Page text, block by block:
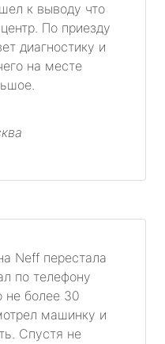
к выводу что
По приезду
диагностику и
на месте
Neff перестала
по телефону
не более 30
машинку и
Спустя не